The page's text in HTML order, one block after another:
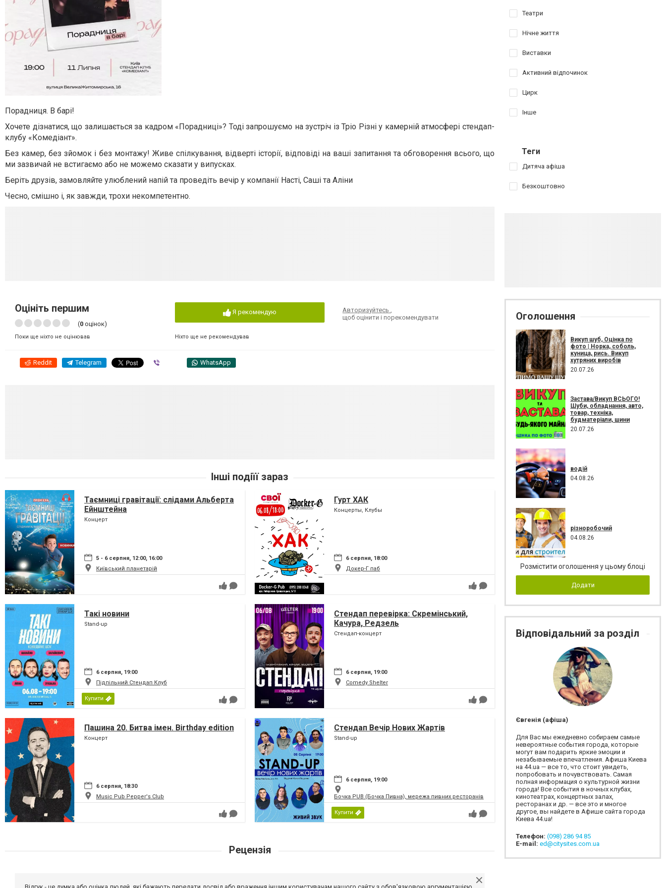
Порадниця. В барі!
Хочете дізнатися, що залишається за кадром «Порадниці»? Тоді запрошуємо на зустріч із Тріо Різні у камерній атмосфері стендап-
клубу «Комедіант».
Без камер, без зйомок і без монтажу! Живе спілкування, відверті історії, відповіді на ваші запитання та обговорення всього, що
ми зазвичай не встигаємо або не можемо сказати у випусках.
Беріть друзів, замовляйте улюблений напій та проведіть вечір у компанії Насті, Саші та Аліни
Чесно, смішно і, як завжди, трохи некомпетентно.
Оцініть першим
(0 оцінок)
Поки ще ніхто не оцінював
Я рекомендую
Ніхто ще не рекомендував
Авторизуйтесь,
щоб оцінити і порекомендувати
Reddit Telegram WhatsApp
Інші подіїї зараз
Таємниці гравітації: слідами Альберта
Ейнштейна
Концерт
5 - 6 серпня, 12:00, 16:00
Київський планетарій
Гурт ХАК
Концерты, Клубы
6 серпня, 18:00
Докер-Г паб
Такі новини
Stand-up
6 серпня, 19:00
Підпільний Стендап Клуб
Купити
Стендап перевірка: Скремінський,
Качура, Редзель
Стендап-концерт
6 серпня, 19:00
Comedy Shelter
Пашина 20. Битва імен. Birthday edition
Концерт
6 серпня, 18:30
Music Pub Pepper's Club
Стендап Вечір Нових Жартів
Stand-up
6 серпня, 19:00
Бочка PUB (Бочка Пивна), мережа пивних ресторанів
Купити
Рецензія
Театри
Нічне життя
Виставки
Активний відпочинок
Цирк
Інше
Теги
Дитяча афіша
Безкоштовно
Оголошення
Викуп шуб, Оцінка по
фото | Норка, соболь,
куница, рись. Викуп
хутряних виробів
20.07.26
Застава/Викуп ВСЬОГО!
Шуби, обладнання, авто,
товар, техніка,
будматеріали, шини
20.07.26
водій
04.08.26
різноробочий
04.08.26
Розмістити оголошення у цьому блоці
Додати
Відповідальний за розділ
Євгенія (афіша)
Для Вас мы ежедневно собираем самые
невероятные события города, которые
могут вам подарить яркие эмоции и
незабываемые впечатления. Афиша Киева
на 44.ua — все то, что стоит увидеть,
попробовать и почувствовать. Самая
полная информация о культурной жизни
города! Все события в ночных клубах,
кинотеатрах, концертных залах,
ресторанах и др. — все это и многое
другое, вы найдете в Афише сайта города
Киева 44.ua!
Телефон: (098) 286 94 85
E-mail: ed@citysites.com.ua